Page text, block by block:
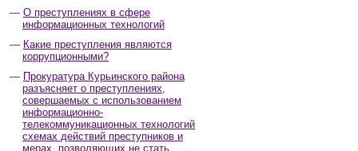
О преступлениях в сфере
информационных технологий
Какие преступления являются
коррупционными?
Прокуратура Курьинского района
разъясняет о преступлениях,
совершаемых с использованием
информационно-
телекоммуникационных технологий
схемах действий преступников и
мерах, позволяющих не стать